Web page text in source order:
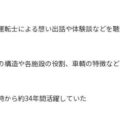
士による想い出話や体験談などを聴
造や各施設の役割、車輌の特徴など
から約34年間活躍していた